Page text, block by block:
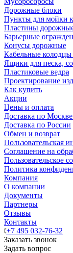
Дорожные блоки
Пункты для мойки
Пластины
Барьерные
Конусы дорожные
Кабельные колодцы
Ящики для песка,
Пластиковые ведра
Проектирование
Как купить
Акции
Цены и оплата
Доставка по
Доставка по России
Обмен и возврат
Пользовательская
Соглашение на
Пользовательское
Политика
Компания
О компании
Документы
Партнеры
Отзывы
Контакты
+7 495 032-76-32
Заказать звонок
Задать вопрос